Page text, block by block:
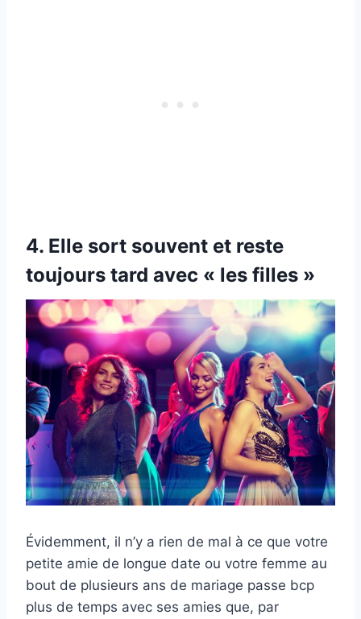
4. Elle sort souvent et reste
toujours tard avec « les filles »
Évidemment, il n’y a rien de mal à ce que votre
petite amie de longue date ou votre femme au
bout de plusieurs ans de mariage passe bcp
plus de temps avec ses amies que, par